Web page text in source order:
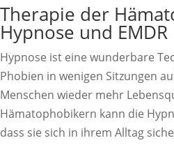
Therapie der
Hypnose und EMDR
Hypnose ist eine wunderbare
Phobien in wenigen Sitzungen
Menschen wieder mehr
Hämatophobikern kann die
dass sie sich in ihrem Alltag